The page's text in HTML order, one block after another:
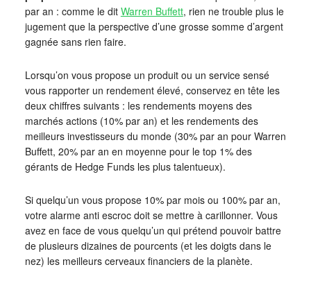
par an : comme le dit Warren Buffett, rien ne trouble plus le
jugement que la perspective d’une grosse somme d’argent
gagnée sans rien faire.
Lorsqu’on vous propose un produit ou un service sensé
vous rapporter un rendement élevé, conservez en tête les
deux chiffres suivants : les rendements moyens des
marchés actions (10% par an) et les rendements des
meilleurs investisseurs du monde (30% par an pour Warren
Buffett, 20% par an en moyenne pour le top 1% des
gérants de Hedge Funds les plus talentueux).
Si quelqu’un vous propose 10% par mois ou 100% par an,
votre alarme anti escroc doit se mettre à carillonner. Vous
avez en face de vous quelqu’un qui prétend pouvoir battre
de plusieurs dizaines de pourcents (et les doigts dans le
nez) les meilleurs cerveaux financiers de la planète.